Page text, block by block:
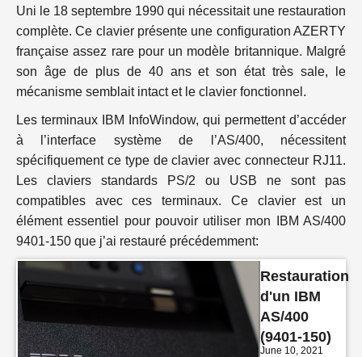
Uni le 18 septembre 1990 qui nécessitait une restauration
complète. Ce clavier présente une configuration AZERTY
française assez rare pour un modèle britannique. Malgré
son âge de plus de 40 ans et son état très sale, le
mécanisme semblait intact et le clavier fonctionnel.
Les terminaux IBM InfoWindow, qui permettent d’accéder
à l’interface système de l’AS/400, nécessitent
spécifiquement ce type de clavier avec connecteur RJ11.
Les claviers standards PS/2 ou USB ne sont pas
compatibles avec ces terminaux. Ce clavier est un
élément essentiel pour pouvoir utiliser mon IBM AS/400
9401-150 que j’ai restauré précédemment:
Restauration
d'un IBM
AS/400
(9401-150)
June 10, 2021